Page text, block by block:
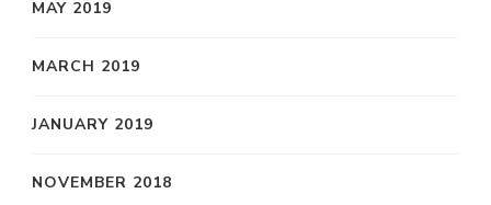
MAY 2019
MARCH 2019
JANUARY 2019
NOVEMBER 2018